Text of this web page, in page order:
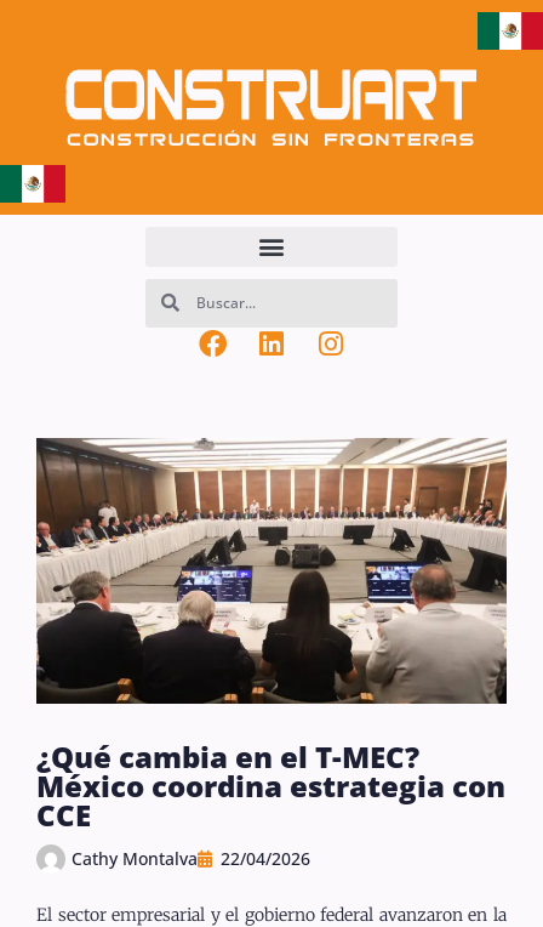
¿Qué cambia en el T-MEC?
México coordina estrategia con
CCE
Cathy Montalva 22/04/2026
El sector empresarial y el gobierno federal avanzaron en la